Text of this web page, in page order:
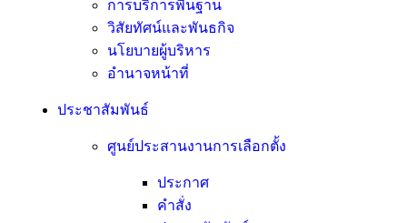
การบริการพื้นฐาน
วิสัยทัศน์และพันธกิจ
นโยบายผู้บริหาร
อํานาจหน้าที่
ประชาสัมพันธ์
ศูนย์ประสานงานการเลือกตั้ง
ประกาศ
คำสั่ง